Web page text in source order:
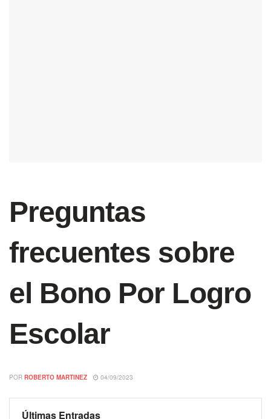
Preguntas
frecuentes sobre
el Bono Por Logro
Escolar
POR ROBERTO MARTINEZ 04/09/2023
Últimas Entradas